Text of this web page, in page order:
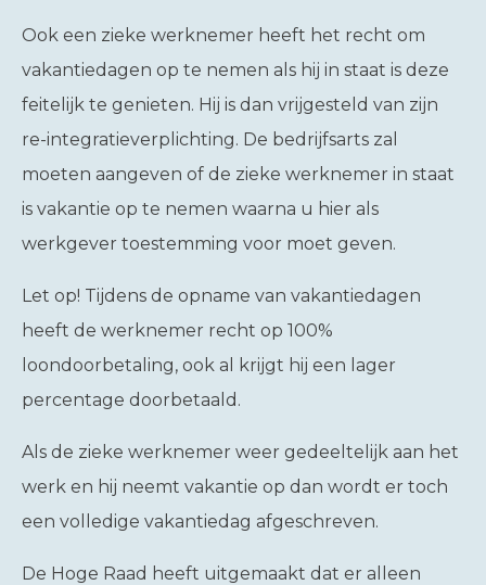
Ook een zieke werknemer heeft het recht om
vakantiedagen op te nemen als hij in staat is deze
feitelijk te genieten. Hij is dan vrijgesteld van zijn
re-integratieverplichting. De bedrijfsarts zal
moeten aangeven of de zieke werknemer in staat
is vakantie op te nemen waarna u hier als
werkgever toestemming voor moet geven.
Let op! Tijdens de opname van vakantiedagen
heeft de werknemer recht op 100%
loondoorbetaling, ook al krijgt hij een lager
percentage doorbetaald.
Als de zieke werknemer weer gedeeltelijk aan het
werk en hij neemt vakantie op dan wordt er toch
een volledige vakantiedag afgeschreven.
De Hoge Raad heeft uitgemaakt dat er alleen